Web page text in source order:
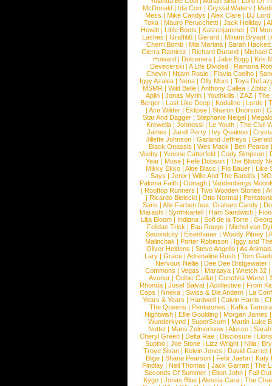
McDonald | Ida Corr |Crystal Waters |
Mess | Mike Candys | Alex Clare | DJ Lord
Toka | Mauro Perucchetti | Jack Holiday |
Hewitt |Little Boots |Katzenjammer |Of
Lashes |Graffiti6 |Gerard |Miriam Bryant |
Cherri Bomb | Mia Martina | Sarah Hackett
Cierra Ramirez | Richard Durand | Michael
Howard |Dolcenera |Jake Bugg |Kris
Devecerski |A Life Divided |Ramona
Chevin |Ntjam Rosie |Flavia Coelho |
Iggy Azalea | Nena | Olly Murs | Toya
MSMR |Wild Belle |Anthony Callea |Zibbz
Aplin | Jonas Myrin | Youthkills | ZAZ | The
Berger |Last Like Deep |Kodaline |Lorde |
|Ace Wilder |Eklipse |Sharon Doorson |
Star And Dagger | Stephanie Neigel |
Krewella | Johnossi | Le Youth | The Civil
James | Jarell Perry | Ivy Quainoo |
Jillette Johnson | Garland Jeffreys |
Black Onassis | Wes Mack | Ben Pearce
Veeby | Yvonne Catterfeld | Cody Simpson |
Year |Muse |Fefe Dobson |The Bloody
Mikky Ekko | Aloe Blacc | Flo Bauer | Like
Says | Jenix | Wille And The Bandits | MO
Paloma Faith |Oonagh |Vandenbergs
|Rooftop Runners |Two Wooden Stones |
| Ricardo Bielecki | Otto Normal |
Saris | Alle Farben feat. Graham Candy |
Marashi | Synthkartell | Ham Sandwich |
Lilja Bloom | Indiana | Sofi de la Torre |
Felidae Trick | Eau Rouge | Michel van
Secondcity |Eisenhauer |Woody Pitney |
Malinchak |Porter Robinson | Iggy and
Oliver Heldens |Steve Angello |As Animals
Lary | Grace | Adrenaline Rush | Tom
Nervous Nellie | Dee Dee Bridgewater |
Commons |Vegas |Maraaya |Wretch 32 |
Avener | Colbie Caillat | Conchita Wurst |
Rhonda | Josef Salvat | Acollective | From
Cops | Nneka | Swiss & Die Andern | La
Years & Years |Hardwell |Calvin Harris |
The Queens | Pentatones | Kafka Tamura
Nightwish |Ellie Goulding |Morgan James
Wunderkynd | SuperScum | Martin Luke
Nottet |Mans Zelmerloew |Alesso |
Cheryl Green |Delta Rae |Disclosure |
Supino |Joe Stone |Lizz Wright |Niila |
Troye Sivan | Kelvin Jones | David Garrett
Blige | Shana Pearson | Felix Jaehn | Katy
Findlay |Neil Thomas |Jack Garratt |The
Seconds Of Summer |Elton John |Fall
Kygo |Jonas Blue |Alessia Cara |The